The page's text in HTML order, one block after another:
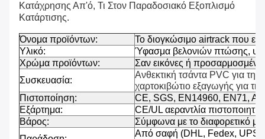
Κατάχρησης Απ'ό, Τι Στον Παραδοσιακό Εξοπλισμό
Κατάρτισης.
Όνομα προϊόντων:
Το διογκώσιμο airtrack που
Υλικό:
Ύφασμα βελονιών πτώσης,
Χρώμα προϊόντων:
Σαν εικόνες ή
Συσκευασία:
Ανθεκτική τσάντα PVC για τη
χαρτοκιβώτιο εξαγωγής για
Πιστοποίηση:
CE, SGS, EN14960, EN71,
Εξάρτημα:
CE/UL αεραντλία
Βάρος:
Σύμφωνα με το διαφορετικό
Από σαφή (DHL, Fedex, UPS